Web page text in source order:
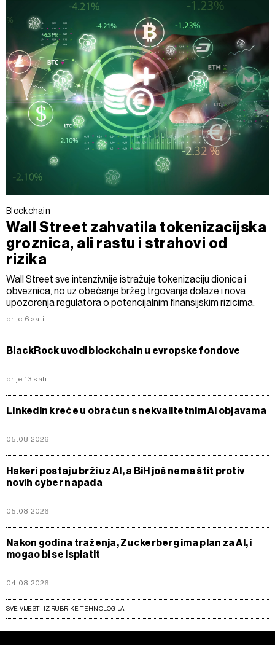
Blockchain
Wall Street zahvatila tokenizacijska
groznica, ali rastu i strahovi od
rizika
Wall Street sve intenzivnije istražuje tokenizaciju dionica i
obveznica, no uz obećanje bržeg trgovanja dolaze i nova
upozorenja regulatora o potencijalnim finansijskim rizicima.
prije 6 sati
BlackRock uvodi blockchain u evropske fondove
prije 13 sati
LinkedIn kreće u obračun s nekvalitetnim AI objavama
05.08.2026
Hakeri postaju brži uz AI, a BiH još nema štit protiv
novih cyber napada
05.08.2026
Nakon godina traženja, Zuckerberg ima plan za Al, i
mogao bi se isplatit
04.08.2026
SVE VIJESTI IZ RUBRIKE TEHNOLOGIJA